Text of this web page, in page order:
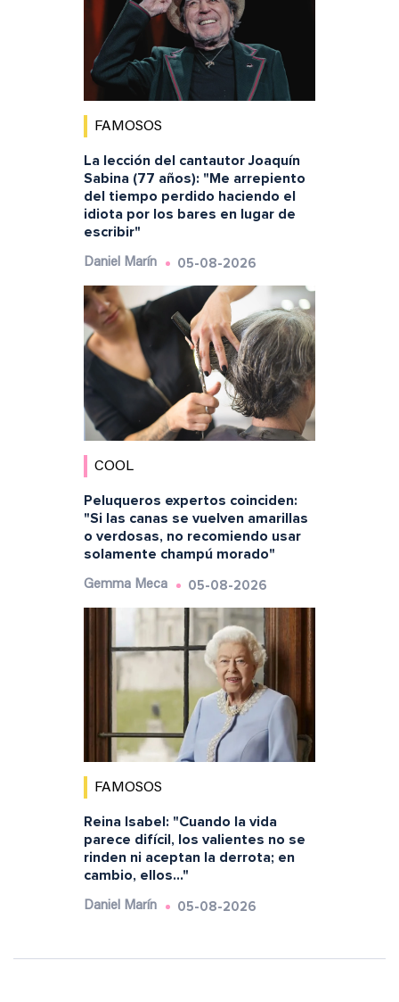
FAMOSOS
La lección del cantautor Joaquín
Sabina (77 años): "Me arrepiento
del tiempo perdido haciendo el
idiota por los bares en lugar de
escribir"
Daniel Marín 05-08-2026
COOL
Peluqueros expertos coinciden:
"Si las canas se vuelven amarillas
o verdosas, no recomiendo usar
solamente champú morado"
Gemma Meca 05-08-2026
FAMOSOS
Reina Isabel: "Cuando la vida
parece difícil, los valientes no se
rinden ni aceptan la derrota; en
cambio, ellos..."
Daniel Marín 05-08-2026